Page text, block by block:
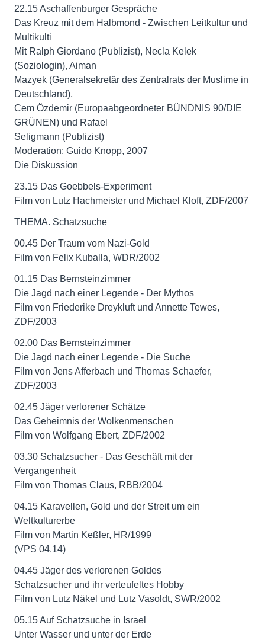
22.15 Aschaffenburger Gespräche
Das Kreuz mit dem Halbmond - Zwischen Leitkultur und
Multikulti
Mit Ralph Giordano (Publizist), Necla Kelek
(Soziologin), Aiman
Mazyek (Generalsekretär des Zentralrats der Muslime in
Deutschland),
Cem Özdemir (Europaabgeordneter BÜNDNIS 90/DIE
GRÜNEN) und Rafael
Seligmann (Publizist)
Moderation: Guido Knopp, 2007
Die Diskussion
23.15 Das Goebbels-Experiment
Film von Lutz Hachmeister und Michael Kloft, ZDF/2007
THEMA. Schatzsuche
00.45 Der Traum vom Nazi-Gold
Film von Felix Kuballa, WDR/2002
01.15 Das Bernsteinzimmer
Die Jagd nach einer Legende - Der Mythos
Film von Friederike Dreykluft und Annette Tewes,
ZDF/2003
02.00 Das Bernsteinzimmer
Die Jagd nach einer Legende - Die Suche
Film von Jens Afferbach und Thomas Schaefer,
ZDF/2003
02.45 Jäger verlorener Schätze
Das Geheimnis der Wolkenmenschen
Film von Wolfgang Ebert, ZDF/2002
03.30 Schatzsucher - Das Geschäft mit der
Vergangenheit
Film von Thomas Claus, RBB/2004
04.15 Karavellen, Gold und der Streit um ein
Weltkulturerbe
Film von Martin Keßler, HR/1999
(VPS 04.14)
04.45 Jäger des verlorenen Goldes
Schatzsucher und ihr verteufeltes Hobby
Film von Lutz Näkel und Lutz Vasoldt, SWR/2002
05.15 Auf Schatzsuche in Israel
Unter Wasser und unter der Erde